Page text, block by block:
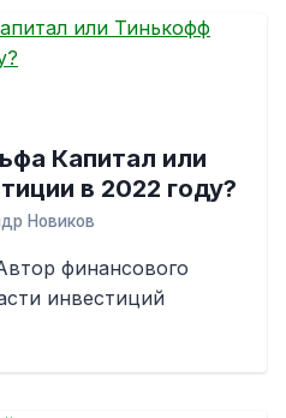
Капитал или
в 2022 году?
Новиков
финансового
инвестиций